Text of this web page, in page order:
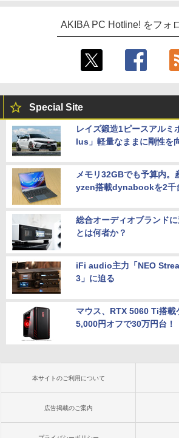
AKIBA PC Hotline! をフォ
Special Site
レイズ鍛造1ピースアルミ
lus」軽量なままに剛性を
メモリ32GBでも予算内。
yzen搭載dynabookを2千
総合オーディオブランド
とは何者か？
iFi audio主力「NEO
3」に迫る
マウス、RTX 5060 Ti搭載
5,000円オフで30万円台！
本サイトのご利用について
広告掲載のご案内